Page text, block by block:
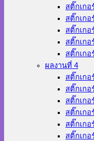
สติ๊กเก
สติ๊กเก
สติ๊กเก
สติ๊กเก
สติ๊กเก
ผลงานที่ 4
สติ๊กเก
สติ๊กเก
สติ๊กเก
สติ๊กเกอ
สติ๊กเกอ
สติ๊กเกอ